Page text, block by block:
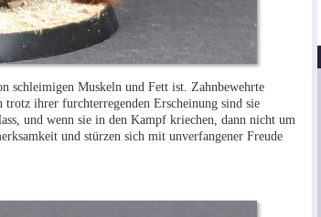
schleimigen Muskeln und Fett ist. Zahnbewehrte
trotz ihrer furchterregenden Erscheinung sind sie
und wenn sie in den Kampf kriechen, dann nicht um
und stürzen sich mit unverfangener Freude